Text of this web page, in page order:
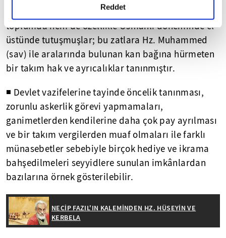
detaylı bilgi almak için lütfentıklayınız.
Reddet
◾ Seyyid olan kimseler hem her Müslüman
toplumda hem de özellikle Osmanlı döneminde el
üstünde tutuşmuşlar; bu zatlara Hz. Muhammed
(sav) ile aralarında bulunan kan bağına hürmeten
bir takım hak ve ayrıcalıklar tanınmıştır.
◾ Devlet vazifelerine tayinde öncelik tanınması,
zorunlu askerlik görevi yapmamaları,
ganimetlerden kendilerine daha çok pay ayrılması
ve bir takım vergilerden muaf olmaları ile farklı
münasebetler sebebiyle birçok hediye ve ikrama
bahşedilmeleri seyyidlere sunulan imkânlardan
bazılarına örnek gösterilebilir.
NECİP FAZIL'IN KALEMİNDEN HZ. HÜSEYİN VE
KERBELA